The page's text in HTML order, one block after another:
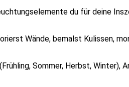
du für deine
Wände, bemalst Kulissen,
Sommer, Herbst, Winter),